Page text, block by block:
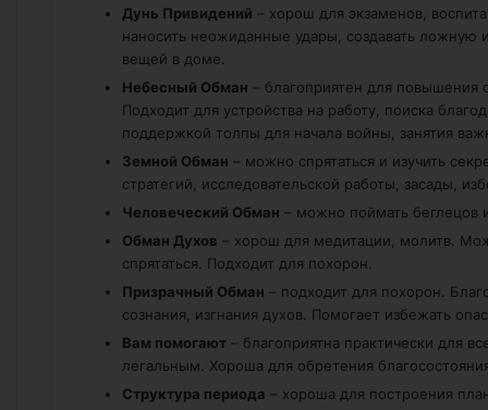
Дунь Привидений – хорош для экзаменов,
наносить неожиданные удары, создавать ложную
вещей в доме.
Небесный Обман – благоприятен для повышения
Подходит для устройства на работу, поиска
поддержкой толпы для начала войны, занятия
Земной Обман – можно спрятаться и изучить
стратегий, исследовательской работы, засады,
Человеческий Обман – можно поймать беглецов
Обман Духов – хорош для медитации, молитв.
спрятаться. Подходит для похорон.
Призрачный Обман – подходит для похорон.
сознания, изгнания духов. Помогает избежать
Вам помогают – благоприятна практически для
легальным. Хороша для обретения
Структура периода – хороша для построения